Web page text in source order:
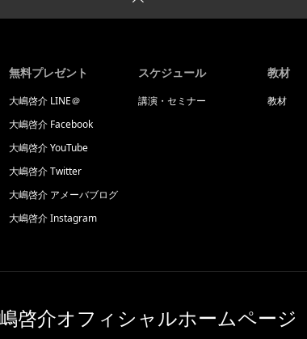
無料プレゼント
大嶋啓介 LINE＠
大嶋啓介 Facebook
大嶋啓介 YouTube
大嶋啓介 Twitter
大嶋啓介 アメーバブログ
大嶋啓介 Instagram
スケジュール
講演・セミナー
教材
教材
啓介オフィシャルホームページ